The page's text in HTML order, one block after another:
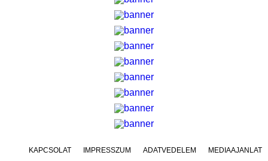
KAPCSOLAT IMPRESSZUM ADATVÉDELEM MÉDIAAJÁNLAT